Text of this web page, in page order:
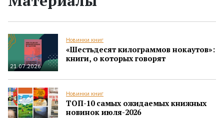
21.07.2026
Новинки книг
«Шестьдесят килограммов нокаутов»:
книги, о которых говорят
Новинки книг
ТОП-10 самых ожидаемых книжных
новинок июля-2026